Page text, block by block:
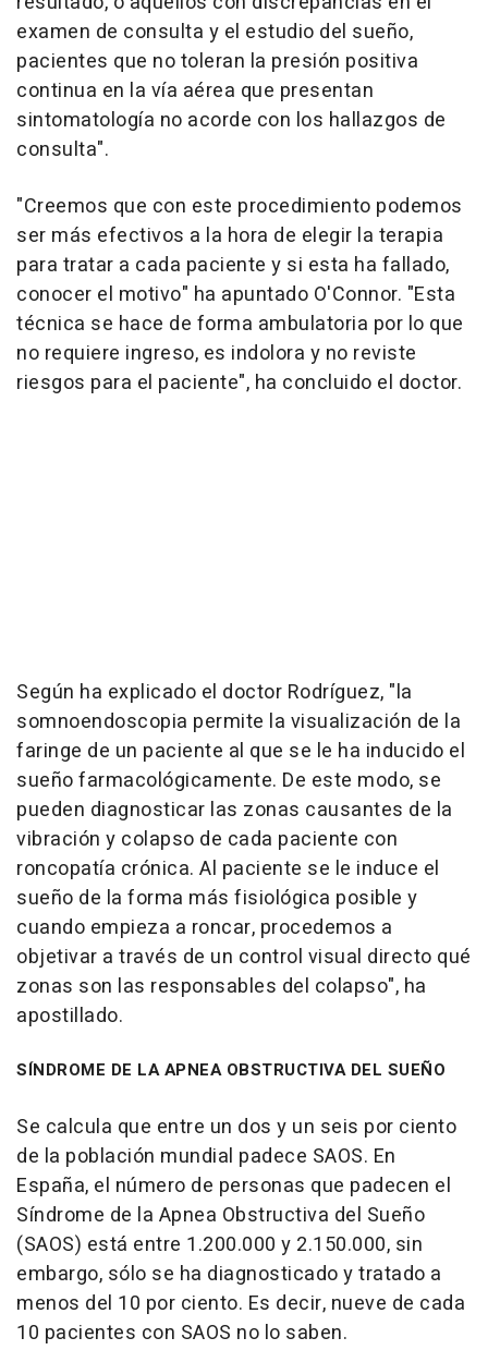
examen de consulta y el estudio del sueño,
pacientes que no toleran la presión positiva
continua en la vía aérea que presentan
sintomatología no acorde con los hallazgos de
consulta".
"Creemos que con este procedimiento podemos
ser más efectivos a la hora de elegir la terapia
para tratar a cada paciente y si esta ha fallado,
conocer el motivo" ha apuntado O'Connor. "Esta
técnica se hace de forma ambulatoria por lo que
no requiere ingreso, es indolora y no reviste
riesgos para el paciente", ha concluido el doctor.
Según ha explicado el doctor Rodríguez, "la
somnoendoscopia permite la visualización de la
faringe de un paciente al que se le ha inducido el
sueño farmacológicamente. De este modo, se
pueden diagnosticar las zonas causantes de la
vibración y colapso de cada paciente con
roncopatía crónica. Al paciente se le induce el
sueño de la forma más fisiológica posible y
cuando empieza a roncar, procedemos a
objetivar a través de un control visual directo qué
zonas son las responsables del colapso", ha
apostillado.
SÍNDROME DE LA APNEA OBSTRUCTIVA DEL SUEÑO
Se calcula que entre un dos y un seis por ciento
de la población mundial padece SAOS. En
España, el número de personas que padecen el
Síndrome de la Apnea Obstructiva del Sueño
(SAOS) está entre 1.200.000 y 2.150.000, sin
embargo, sólo se ha diagnosticado y tratado a
menos del 10 por ciento. Es decir, nueve de cada
10 pacientes con SAOS no lo saben.